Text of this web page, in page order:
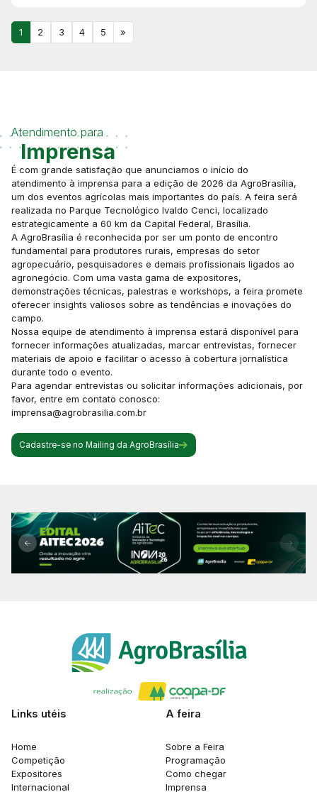
1 2 3 4 5 »
Atendimento para
Imprensa
É com grande satisfação que anunciamos o início do
atendimento à imprensa para a edição de 2026 da AgroBrasília,
um dos eventos agrícolas mais importantes do país. A feira será
realizada no Parque Tecnológico Ivaldo Cenci, localizado
estrategicamente a 60 km da Capital Federal, Brasília.
A AgroBrasília é reconhecida por ser um ponto de encontro
fundamental para produtores rurais, empresas do setor
agropecuário, pesquisadores e demais profissionais ligados ao
agronegócio. Com uma vasta gama de expositores,
demonstrações técnicas, palestras e workshops, a feira promete
oferecer insights valiosos sobre as tendências e inovações do
campo.
Nossa equipe de atendimento à imprensa estará disponível para
fornecer informações atualizadas, marcar entrevistas, fornecer
materiais de apoio e facilitar o acesso à cobertura jornalística
durante todo o evento.
Para agendar entrevistas ou solicitar informações adicionais, por
favor, entre em contato conosco:
imprensa@agrobrasilia.com.br
Cadastre-se no Mailing da AgroBrasília
Links utéis
Home
Competição
Expositores
Internacional
A feira
Sobre a Feira
Programação
Como chegar
Imprensa